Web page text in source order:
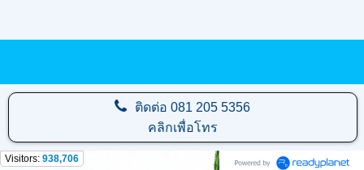
ติดต่อ081 205 5356
คลิกเพื่อโทร
Visitors: 938,706